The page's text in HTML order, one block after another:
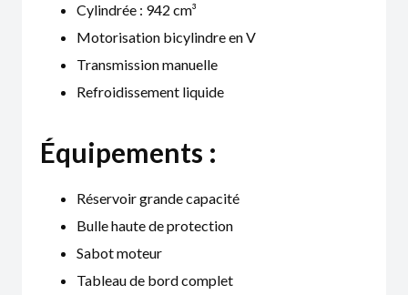
Cylindrée : 942 cm³
Motorisation bicylindre en V
Transmission manuelle
Refroidissement liquide
Équipements :
Réservoir grande capacité
Bulle haute de protection
Sabot moteur
Tableau de bord complet